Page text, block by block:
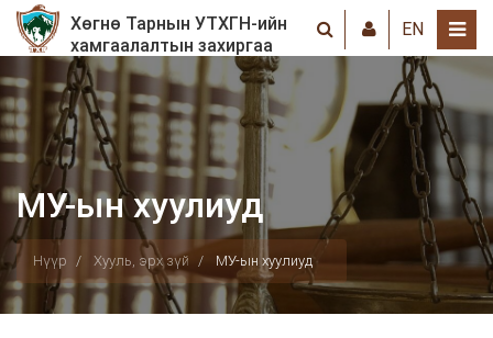
Хөгнө Тарнын УТХГН-ийн
хамгаалалтын захиргаа
EN
МУ-ын хуулиуд
Нүүр Хууль, эрх зүй МУ-ын хуулиуд